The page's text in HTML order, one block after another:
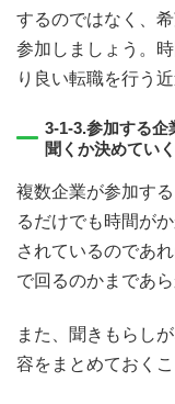
するのではなく、
参加しましょう。
り良い転職を行う
3-1-3.参加する
聞くか決めていく
複数企業が参加す
るだけでも時間が
されているのであ
で回るのかまであ
また、聞きもらし
容をまとめておくこ